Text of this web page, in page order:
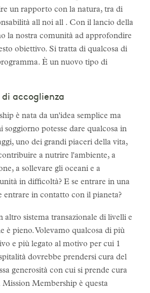
un rapporto con la natura, tra di
all noi all . Con il lancio della
la nostra comunità ad approfondire
obiettivo. Si tratta di qualcosa di
È un nuovo tipo di
accoglienza
è nata da un'idea semplice ma
soggiorno potesse dare qualcosa in
uno dei grandi piaceri della vita,
a nutrire l'ambiente, a
a sollevare gli oceani e a
in difficoltà? E se entrare in una
entrare in contatto con il pianeta?
altro sistema transazionale di livelli e
è pieno. Volevamo qualcosa di più
e più legato al motivo per cui 1
dovrebbe prendersi cura del
generosità con cui si prende cura
Membership è questa